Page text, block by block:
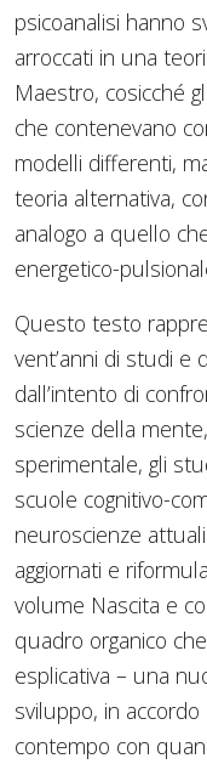
psicoanalisi hanno
arroccati in una
Maestro, cosicché
che contenevano
modelli differenti,
teoria alternativa,
analogo a quello
energetico-
Questo testo
vent’anni di studi e
dall’intento di
scienze della
sperimentale, gli
scuole cognitivo-
neuroscienze
aggiornati e
volume Nascita e
quadro organico
esplicativa – una
sviluppo, in accordo
contempo con